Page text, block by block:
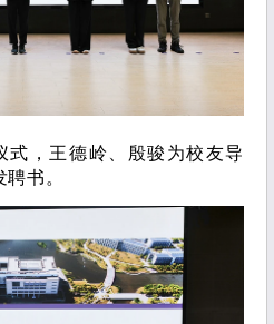
式，王德岭、殷骏为校友导
书。